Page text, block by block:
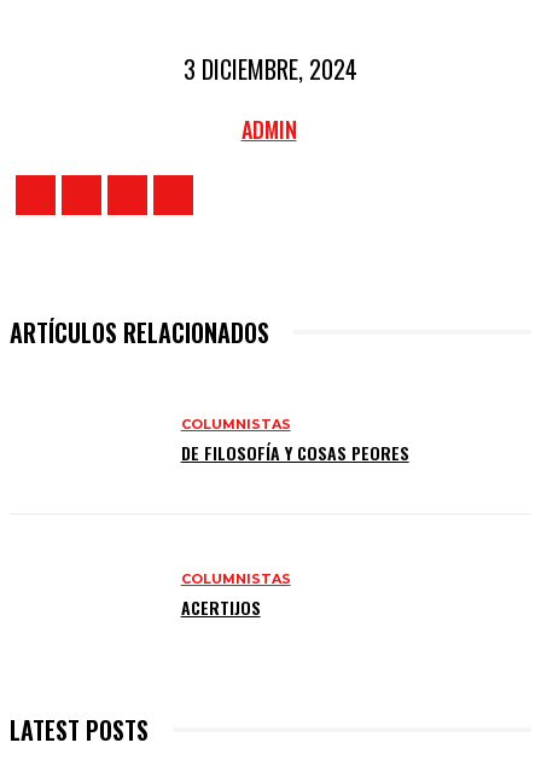
3 DICIEMBRE, 2024
ADMIN
ARTÍCULOS RELACIONADOS
COLUMNISTAS
DE FILOSOFÍA Y COSAS PEORES
COLUMNISTAS
ACERTIJOS
LATEST POSTS